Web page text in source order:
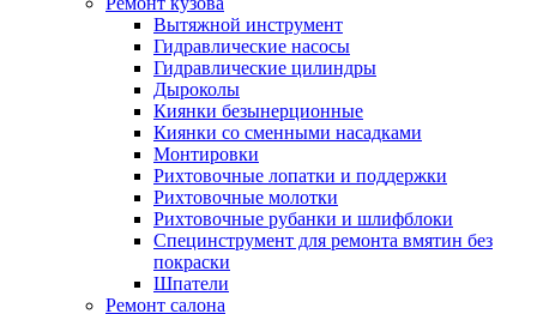
Вытяжной инструмент
Гидравлические насосы
Гидравлические цилиндры
Дыроколы
Киянки безынерционные
Киянки со сменными насадками
Монтировки
Рихтовочные лопатки и поддержки
Рихтовочные молотки
Рихтовочные рубанки и шлифблоки
Специнструмент для ремонта вмятин без
покраски
Шпатели
Ремонт салона